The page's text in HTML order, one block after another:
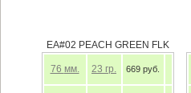
EA#02 PEACH GREEN FLK
76 мм. 23 гр. 669 руб.